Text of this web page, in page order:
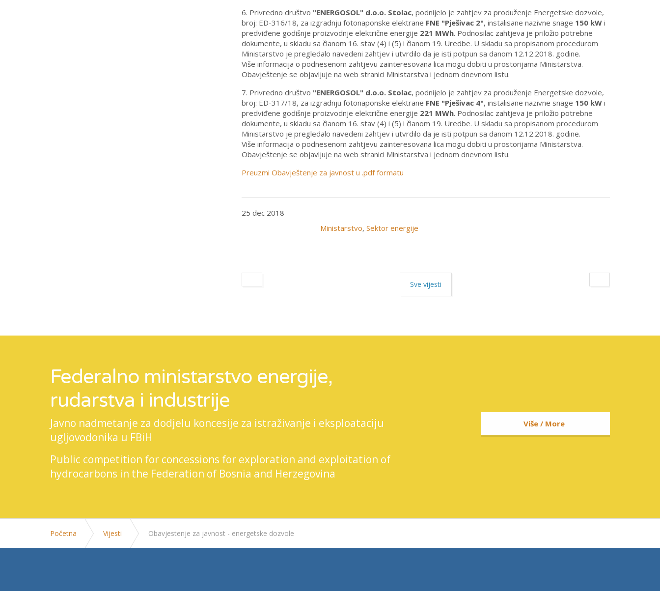
6. Privredno društvo "ENERGOSOL" d.o.o. Stolac, podnijelo je zahtjev za produženje Energetske dozvole,
broj: ED-316/18, za izgradnju fotonaponske elektrane FNE "Pješivac 2", instalisane nazivne snage 150 kW i
predviđene godišnje proizvodnje električne energije 221 MWh. Podnosilac zahtjeva je priložio potrebne
dokumente, u skladu sa članom 16. stav (4) i (5) i članom 19. Uredbe. U skladu sa propisanom procedurom
Ministarstvo je pregledalo navedeni zahtjev i utvrdilo da je isti potpun sa danom 12.12.2018. godine.
Više informacija o podnesenom zahtjevu zainteresovana lica mogu dobiti u prostorijama Ministarstva.
Obavještenje se objavljuje na web stranici Ministarstva i jednom dnevnom listu.
7. Privredno društvo "ENERGOSOL" d.o.o. Stolac, podnijelo je zahtjev za produženje Energetske dozvole,
broj: ED-317/18, za izgradnju fotonaponske elektrane FNE "Pješivac 4", instalisane nazivne snage 150 kW i
predviđene godišnje proizvodnje električne energije 221 MWh. Podnosilac zahtjeva je priložio potrebne
dokumente, u skladu sa članom 16. stav (4) i (5) i članom 19. Uredbe. U skladu sa propisanom procedurom
Ministarstvo je pregledalo navedeni zahtjev i utvrdilo da je isti potpun sa danom 12.12.2018. godine.
Više informacija o podnesenom zahtjevu zainteresovana lica mogu dobiti u prostorijama Ministarstva.
Obavještenje se objavljuje na web stranici Ministarstva i jednom dnevnom listu.
Preuzmi Obavještenje za javnost u .pdf formatu
25 dec 2018
Ministarstvo, Sektor energije
Sve vijesti
Federalno ministarstvo energije,
rudarstva i industrije
Javno nadmetanje za dodjelu koncesije za istraživanje i eksploataciju
ugljovodonika u FBiH
Public competition for concessions for exploration and exploitation of
hydrocarbons in the Federation of Bosnia and Herzegovina
Više / More
Početna Vijesti Obavjestenje za javnost - energetske dozvole